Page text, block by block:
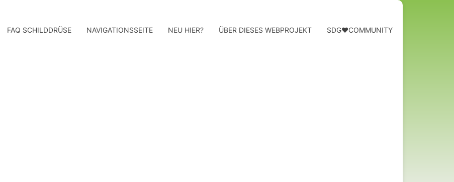
FAQ SCHILDDRÜSE NAVIGATIONSSEITE NEU HIER? ÜBER DIESES WEBPROJEKT SDG❤️COMMUNITY